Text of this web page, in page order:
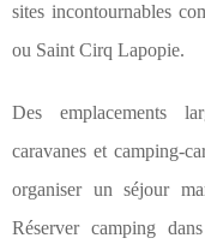
sites incontournables
ou Saint Cirq Lapopie.
Des emplacements
caravanes et camping-
organiser un séjour
Réserver camping